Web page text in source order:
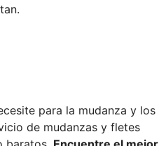
para la mudanza y los
de mudanzas y fletes